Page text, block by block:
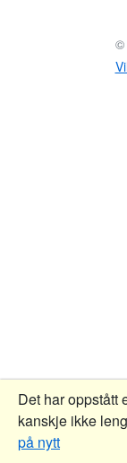
©
Det har oppstått
kanskje ikke
på nytt